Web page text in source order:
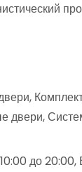
двери,
до 20:00,